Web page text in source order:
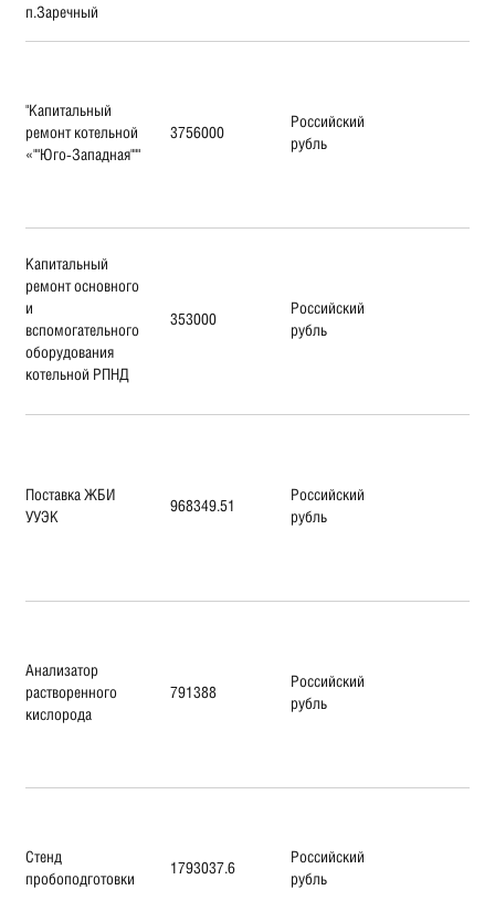
п.Заречный
"Капитальный
ремонт котельной
«""Юго-Западная"""
3756000
Российский
рубль
Капитальный
ремонт основного
и
вспомогательного
оборудования
котельной РПНД
353000
Российский
рубль
Поставка ЖБИ
УУЭК
968349.51
Российский
рубль
Анализатор
растворенного
кислорода
791388
Российский
рубль
Стенд
пробоподготовки
1793037.6
Российский
рубль